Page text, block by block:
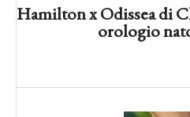
Hamilton x Odissea di
orologio